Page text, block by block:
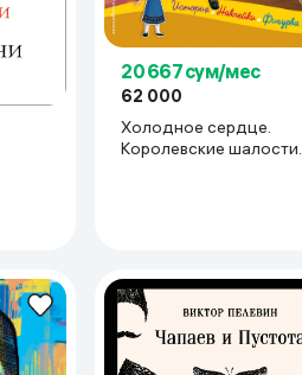
20 667 сум/мес
62 000
Холодное сердце.
Королевские шалости.